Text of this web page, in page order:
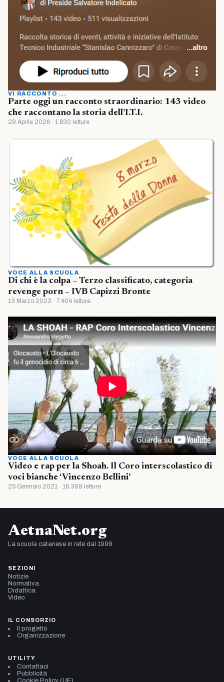
VI RACCONTO ...
Parte oggi un racconto straordinario: 143 video
che raccontano la storia dell’I.T.I.
29 Aprile 2026 · 1.630 letture
VOCE ALLA SCUOLA
Di chi è la colpa – Terzo classificato, categoria
revenge porn – IVB Capizzi Bronte
13 Marzo 2023 · 7.404 letture
VOCE ALLA SCUOLA
Video e rap per la Shoah. Il Coro interscolastico di
voci bianche ‘Vincenzo Bellini’
25 Gennaio 2021 · 16.389 letture
AetnaNet.org
La scuola catanese in rete dal 1998
SEZIONI
Notizie
Normativa
Didattica
Video
IL CONSORZIO
Il progetto
Organizzazione
UTILITY
Contattaci
Pubblicità
Cookie Policy (UE)